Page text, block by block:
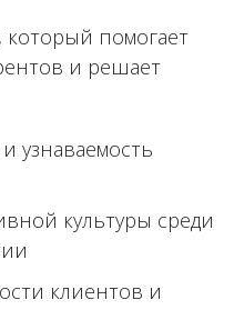
помогает
и решает
узнаваемость
культуры среди
клиентов и